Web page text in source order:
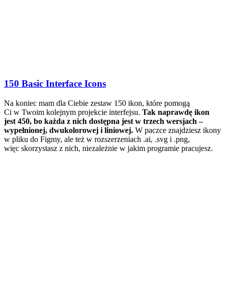
150 Basic Interface Icons
Na koniec mam dla Ciebie zestaw 150 ikon, które pomogą
Ci w Twoim kolejnym projekcie interfejsu. Tak naprawdę ikon
jest 450, bo każda z nich dostępna jest w trzech wersjach –
wypełnionej, dwukolorowej i liniowej. W paczce znajdziesz ikony
w pliku do Figmy, ale też w rozszerzeniach .ai, .svg i .png,
więc skorzystasz z nich, niezależnie w jakim programie pracujesz.